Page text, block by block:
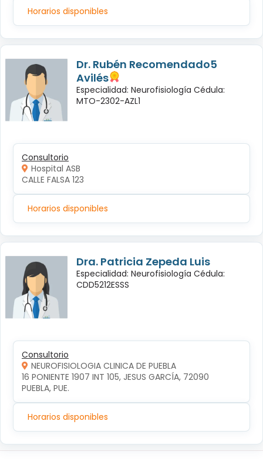
Horarios disponibles
Dr. Rubén Recomendado5
Avilés
Especialidad: Neurofisiología Cédula:
MTO-2302-AZL1
Consultorio
Hospital ASB
CALLE FALSA 123
Horarios disponibles
Dra. Patricia Zepeda Luis
Especialidad: Neurofisiología Cédula:
CDD5212ESSS
Consultorio
NEUROFISIOLOGIA CLINICA DE PUEBLA
16 PONIENTE 1907 INT 105, JESUS GARCÍA, 72090
PUEBLA, PUE.
Horarios disponibles